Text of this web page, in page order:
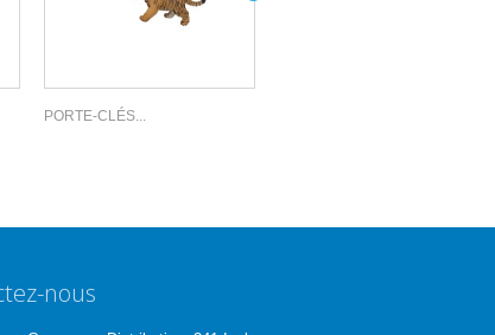
PORTE-CLÉS...
nous